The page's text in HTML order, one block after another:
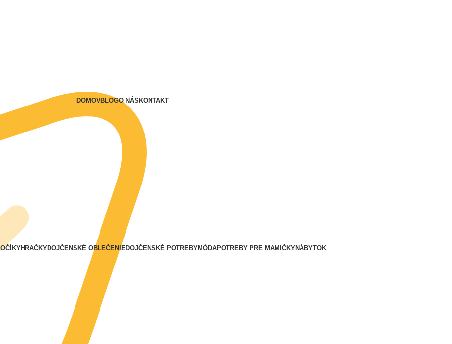
DOMOVBLOGO NÁS KONTAKT
HRAČKYDOJČENSKÉ OBLEČENIEDOJČENSKÉ POTREBYMÓDAPOTREBY PRE MAMIČKYNÁBYTOK